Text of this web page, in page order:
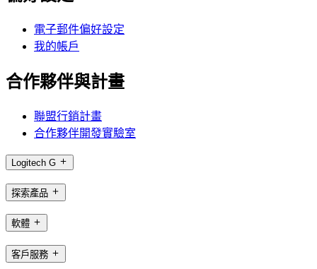
電子郵件偏好設定
我的帳戶
合作夥伴與計畫
聯盟行銷計畫
合作夥伴開發實驗室
Logitech G
探索產品
軟體
客戶服務